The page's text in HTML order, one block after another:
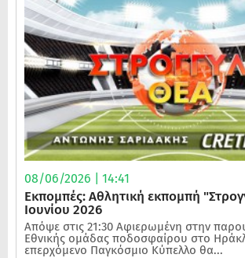
08/06/2026 | 14:41
Εκπομπές: Αθλητική εκπομπή
Ιουνίου 2026
Απόψε στις 21:30 Αφιερωμένη στην
Εθνικής ομάδας ποδοσφαίρου στο
επερχόμενο Παγκόσμιο Κύπελλο θα...